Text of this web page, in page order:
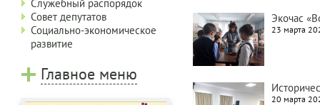
Экочас
23 марта
20 марта
Служебный распорядок
Совет депутатов
Социально-экономическое
развитие
Главное меню